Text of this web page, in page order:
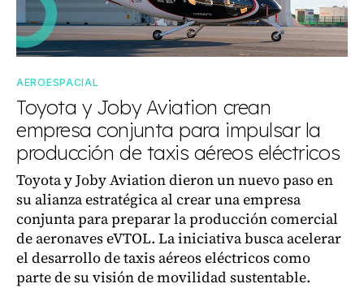
AEROESPACIAL
Toyota y Joby Aviation crean
empresa conjunta para impulsar la
producción de taxis aéreos eléctricos
Toyota y Joby Aviation dieron un nuevo paso en
su alianza estratégica al crear una empresa
conjunta para preparar la producción comercial
de aeronaves eVTOL. La iniciativa busca acelerar
el desarrollo de taxis aéreos eléctricos como
parte de su visión de movilidad sustentable.